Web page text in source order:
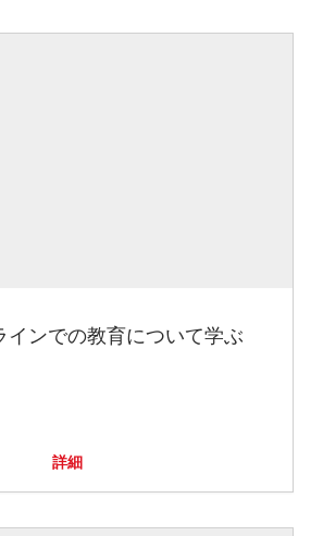
インでの教育について学ぶ
詳細